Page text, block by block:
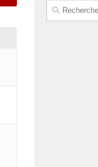
Rechercher :